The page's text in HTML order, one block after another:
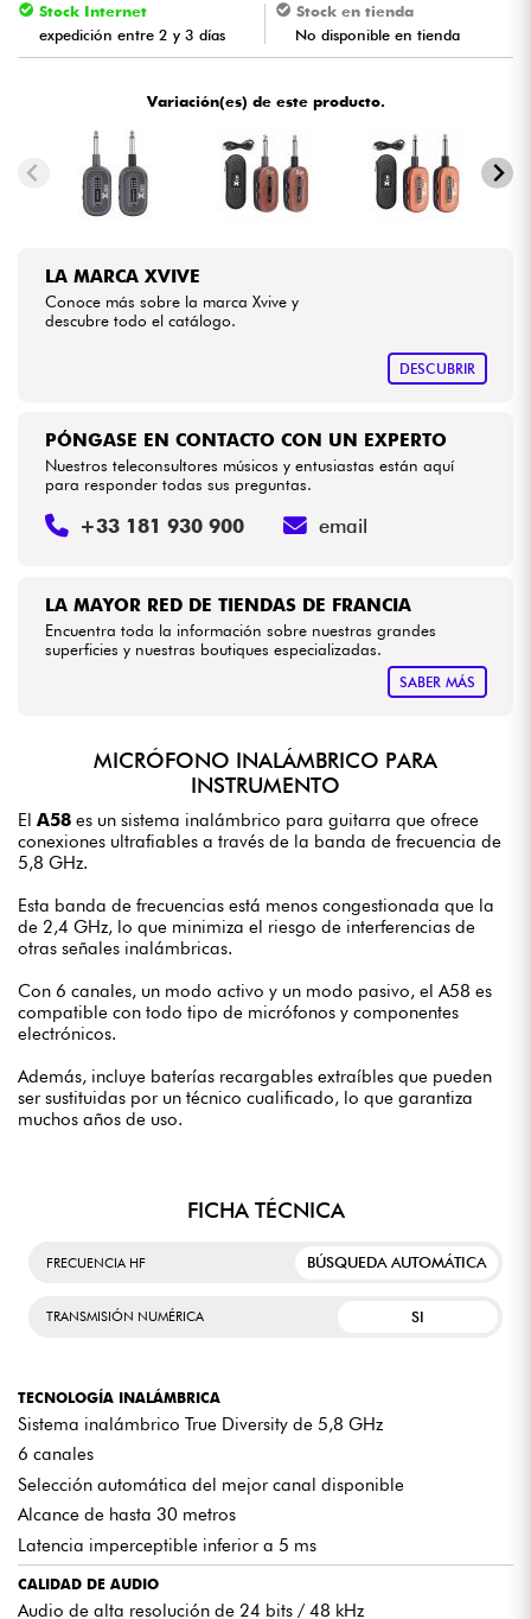
Niños
HiFi
Bundle
Stock Internet
expedición entre 2 y 3 días
Stock en tienda
No disponible en tienda
Variación(es) de este producto.
LA MARCA XVIVE
Conoce más sobre la marca Xvive y
descubre todo el catálogo.
DESCUBRIR
LA MAYOR RED DE TIENDAS DE FRANCIA
Encuentra toda la información sobre nuestras grandes
superficies y nuestras boutiques especializadas.
SABER MÁS
PÓNGASE EN CONTACTO CON UN EXPERTO
Nuestros teleconsultores músicos y entusiastas están aquí
para responder todas sus preguntas.
+33 181 930 900 email
MICRÓFONO INALÁMBRICO PARA
INSTRUMENTO
El A58 es un sistema inalámbrico para guitarra que ofrece
conexiones ultrafiables a través de la banda de frecuencia de
5,8 GHz.
Esta banda de frecuencias está menos congestionada que la
de 2,4 GHz, lo que minimiza el riesgo de interferencias de
otras señales inalámbricas.
Con 6 canales, un modo activo y un modo pasivo, el A58 es
compatible con todo tipo de micrófonos y componentes
electrónicos.
Además, incluye baterías recargables extraíbles que pueden
ser sustituidas por un técnico cualificado, lo que garantiza
muchos años de uso.
FICHA TÉCNICA
FRECUENCIA HF BÚSQUEDA AUTOMÁTICA
TRANSMISIÓN NUMÉRICA SI
TECNOLOGÍA INALÁMBRICA
Sistema inalámbrico True Diversity de 5,8 GHz
6 canales
Selección automática del mejor canal disponible
Alcance de hasta 30 metros
Latencia imperceptible inferior a 5 ms
CALIDAD DE AUDIO
Audio de alta resolución de 24 bits / 48 kHz